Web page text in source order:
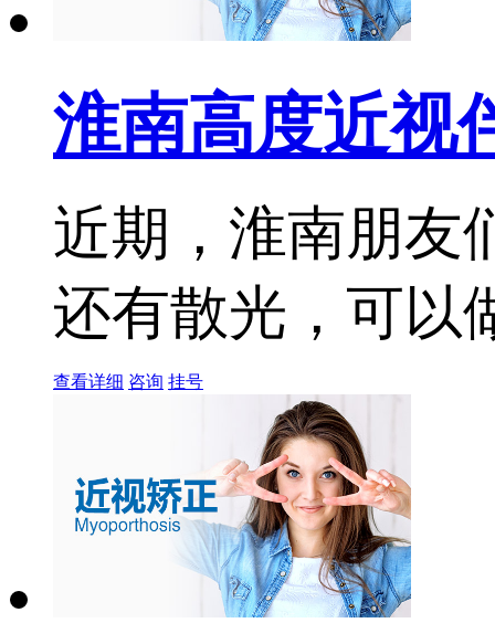
淮南高度近视
近期，淮南朋友
还有散光，可以
查看详细 咨询 挂号